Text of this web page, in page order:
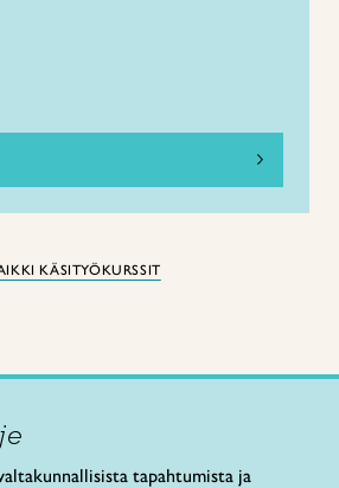
KÄSITYÖKURSSIT
tapahtumista ja